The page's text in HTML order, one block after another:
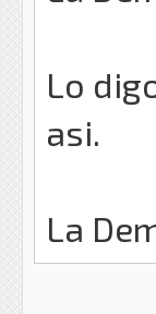
Lo
asi.
La